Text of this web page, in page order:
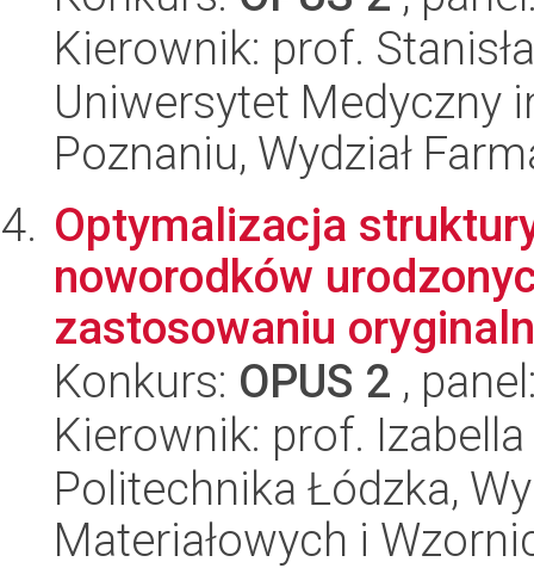
Kierownik: prof.
Uniwersytet Medyczny
Poznaniu, Wydział
Optymalizacja
noworodków
zastosowaniu
Konkurs: OPUS 2 ,
Kierownik: prof.
Politechnika Łódzka,
Materiałowych i